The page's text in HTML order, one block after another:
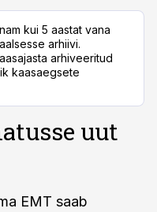
kui 5 aastat vana
arhiivi.
arhiveeritud
kaasaegsete
uut
EMT saab